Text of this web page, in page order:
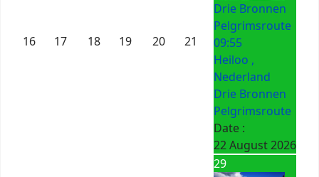
16 17 18 19 20 21
Drie Bronnen
Pelgrimsroute
09:55
Heiloo ,
Nederland
Drie Bronnen
Pelgrimsroute
Date :
22 August 2026
29